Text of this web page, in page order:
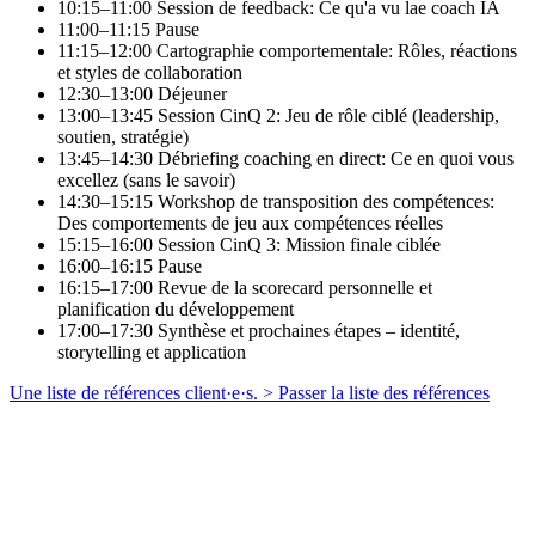
10:15–11:00 Session de feedback: Ce qu'a vu lae coach IA
11:00–11:15 Pause
11:15–12:00 Cartographie comportementale: Rôles, réactions
et styles de collaboration
12:30–13:00 Déjeuner
13:00–13:45 Session CinQ 2: Jeu de rôle ciblé (leadership,
soutien, stratégie)
13:45–14:30 Débriefing coaching en direct: Ce en quoi vous
excellez (sans le savoir)
14:30–15:15 Workshop de transposition des compétences:
Des comportements de jeu aux compétences réelles
15:15–16:00 Session CinQ 3: Mission finale ciblée
16:00–16:15 Pause
16:15–17:00 Revue de la scorecard personnelle et
planification du développement
17:00–17:30 Synthèse et prochaines étapes – identité,
storytelling et application
Une liste de références client·e·s. > Passer la liste des références